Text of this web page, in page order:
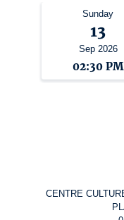
Sunday
13
Sep 2026
02:30 PM
CENTRE